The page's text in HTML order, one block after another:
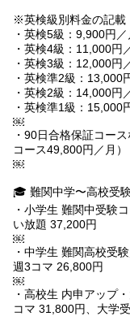
※英検級別料金の記載
・英検5級：9,900円／
・英検4級：11,000円
・英検3級：12,000円
・英検準2級：13,000
・英検2級：14,000円
・英検準1級：15,000
￼
・90日合格保証コー
コース49,800円／月）
￼
🎓 難関中学〜高校受
・小学生 難関中受験
い放題 37,200円
￼
・中学生 難関高校受
週3コマ 26,800円
￼
・高校生 内申アップ
コマ 31,800円、大学